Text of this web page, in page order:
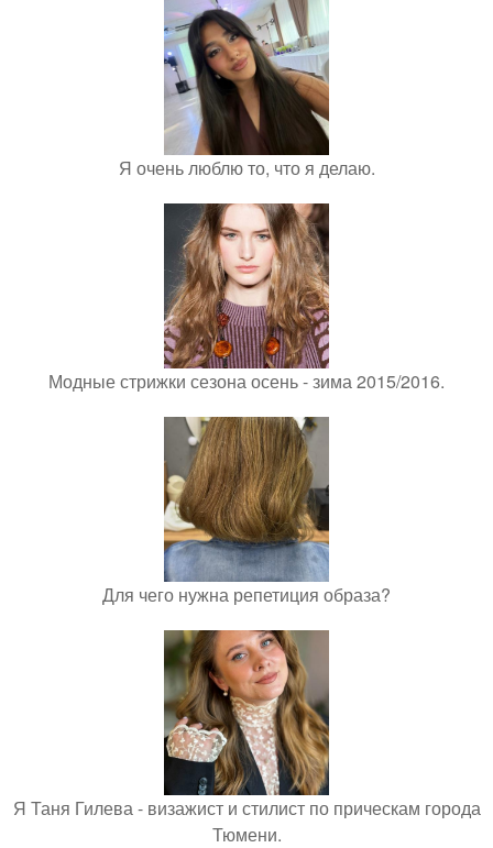
Я очень люблю то, что я делаю.
Модные стрижки сезона осень - зима 2015/2016.
Для чего нужна репетиция образа?
Я Таня Гилева - визажист и стилист по прическам города
Тюмени.